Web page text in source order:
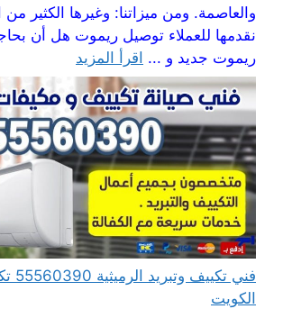
والعاصمة. ومن ميزاتنا: وغيرها الكثير من
نقدمها للعملاء توصيل ريموت هل أن
ريموت جديد و ... اقرأ المزيد
فني
الكويت